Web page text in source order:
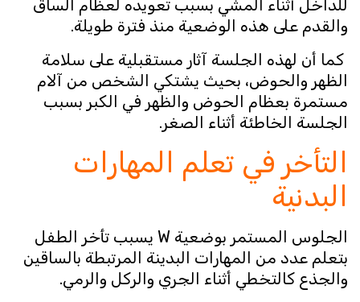
للداخل أثناء المشي بسبب تعويده لعظام الساق
والقدم على هذه الوضعية منذ فترة طويلة.
كما أن لهذه الجلسة آثار مستقبلية على سلامة
الظهر والحوض، بحيث يشتكي الشخص من آلام
مستمرة بعظام الحوض والظهر في الكبر بسبب
الجلسة الخاطئة أثناء الصغر.
التأخر في تعلم المهارات
البدنية
الجلوس المستمر بوضعية W يسبب تأخر الطفل
بتعلم عدد من المهارات البدينة المرتبطة بالساقين
والجذع كالتخطي أثناء الجري والركل والرمي.